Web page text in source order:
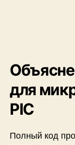
для
PIC
Полный код